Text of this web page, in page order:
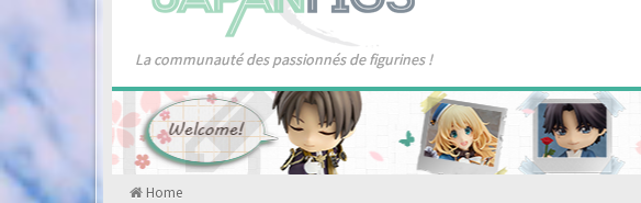
La communauté des passionnés de figurines !
Home